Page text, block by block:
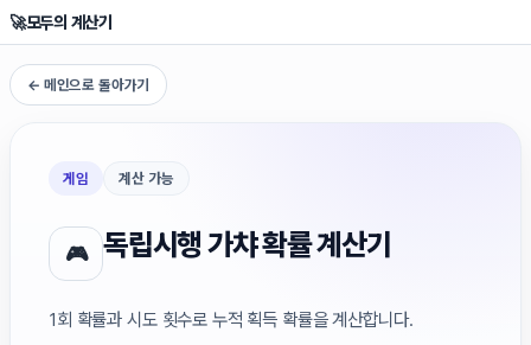
🚀모두의 계산기
← 메인으로 돌아가기
게임 계산 가능
🎮 독립시행 가챠 확률 계산기
1회 확률과 시도 횟수로 누적 획득 확률을 계산합니다.